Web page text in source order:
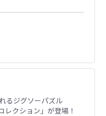
るジグソーパズル
レクション」が登場！